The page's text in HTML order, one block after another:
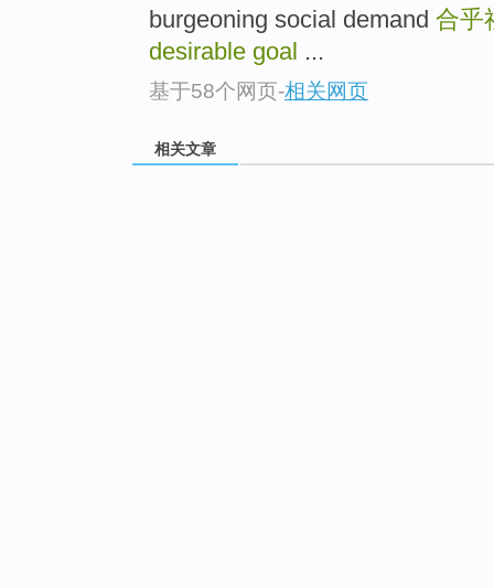
burgeoning social demand 合乎
desirable goal ...
基于58个网页-相关网页
相关文章